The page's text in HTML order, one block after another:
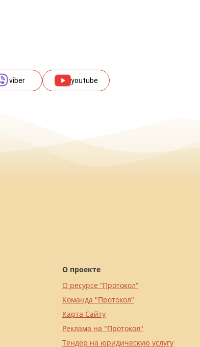
viber youtube
О проекте
О ресурсе “Протокол”
Команда "Протокол"
Карта Сайту
Реклама на "Протокол"
Тендер на юридическую услугу